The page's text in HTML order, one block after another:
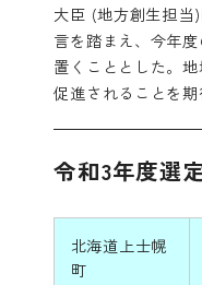
大臣 (地方創生担当
言を踏まえ、今年
置くこととした。
促進されることを期
令和3年度選
北海道上士幌
町